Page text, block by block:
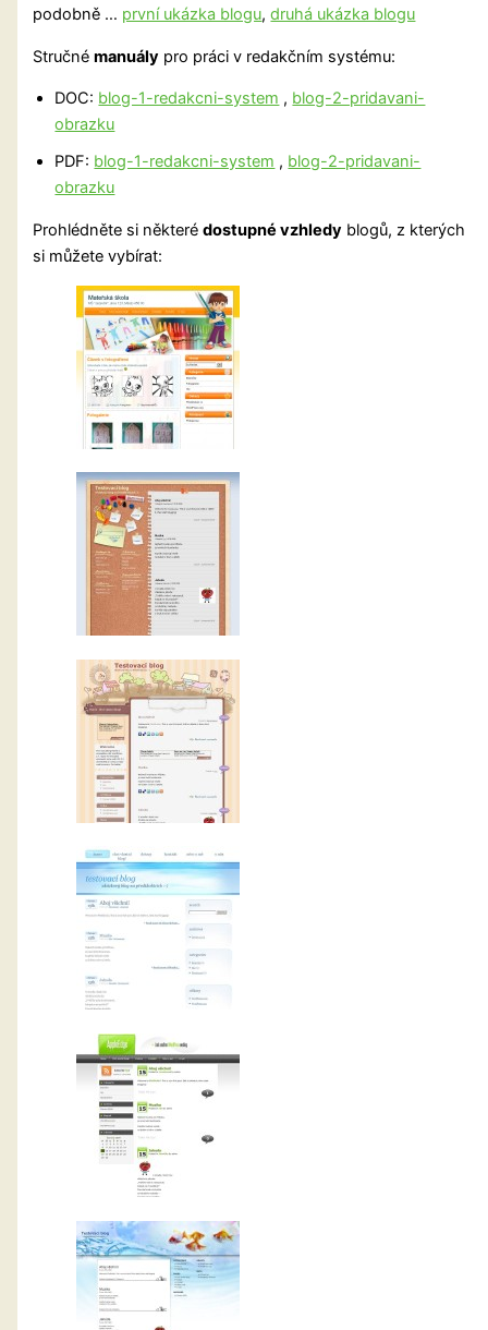
podobně … první ukázka blogu,druhá ukázka blogu
Stručnémanuály pro práci v redakčním systému:
DOC: blog-1-redakcni-system , blog-2-pridavani-
obrazku
PDF: blog-1-redakcni-system , blog-2-pridavani-
obrazku
Prohlédněte si některédostupné vzhledy blogů, z kterých
si můžete vybírat: